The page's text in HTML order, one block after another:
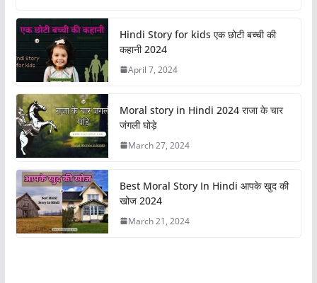
c
e
b
o
o
k
st
o
d
o
n
e
Hindi Story for kids एक छोटी बच्ची की
कहानी 2024
April 7, 2024
Moral story in Hindi 2024 राजा के चार
जंगली घोड़े
March 27, 2024
Best Moral Story In Hindi आपके खुद की
खोज 2024
March 21, 2024